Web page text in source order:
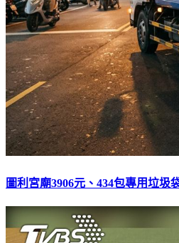
圖利宮廟3906元、434包專用垃